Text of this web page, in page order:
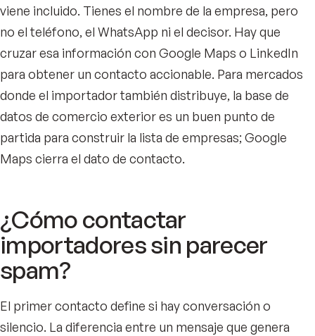
viene incluido. Tienes el nombre de la empresa, pero
no el teléfono, el WhatsApp ni el decisor. Hay que
cruzar esa información con Google Maps o LinkedIn
para obtener un contacto accionable. Para mercados
donde el importador también distribuye, la base de
datos de comercio exterior es un buen punto de
partida para construir la lista de empresas; Google
Maps cierra el dato de contacto.
¿Cómo contactar
importadores sin parecer
spam?
El primer contacto define si hay conversación o
silencio. La diferencia entre un mensaje que genera